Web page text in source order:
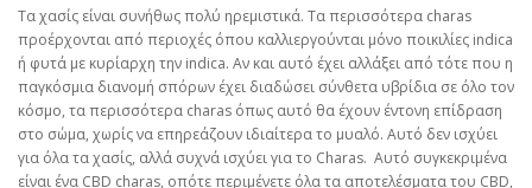
Τα χασίς είναι συνήθως πολύ ηρεμιστικά. Τα περισσότερα charas
προέρχονται από περιοχές όπου καλλιεργούνται μόνο ποικιλίες indica
ή φυτά με κυρίαρχη την indica. Αν και αυτό έχει αλλάξει από τότε που η
παγκόσμια διανομή σπόρων έχει διαδώσει σύνθετα υβρίδια σε όλο τον
κόσμο, τα περισσότερα charas όπως αυτό θα έχουν έντονη επίδραση
στο σώμα, χωρίς να επηρεάζουν ιδιαίτερα το μυαλό. Αυτό δεν ισχύει
για όλα τα χασίς, αλλά συχνά ισχύει για το Charas. Αυτό συγκεκριμένα
είναι ένα CBD charas, οπότε περιμένετε όλα τα αποτελέσματα του CBD,